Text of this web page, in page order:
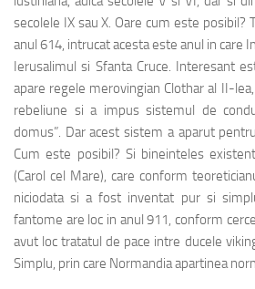
secolele IX sau X. Oare cum este posibil?
anul 614, intrucat acesta este anul in care
Ierusalimul si Sfanta Cruce. Interesant
apare regele merovingian Clothar al II-
rebeliune si a impus sistemul de
domus”. Dar acest sistem a aparut
Cum este posibil? Si bineinteles
(Carol cel Mare), care conform
niciodata si a fost inventat pur si
fantome are loc in anul 911, conform
avut loc tratatul de pace intre ducele
Simplu, prin care Normandia apartinea